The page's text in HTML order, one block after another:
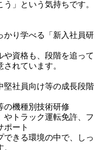
」という気持ちです。
かり学べる「新入社員研
や資格も、段階を追って
れています。
堅社員向け等の成長段階
の機種別技術研修
やトラック運転免許、フ
ポート
できる環境の中で、しっ